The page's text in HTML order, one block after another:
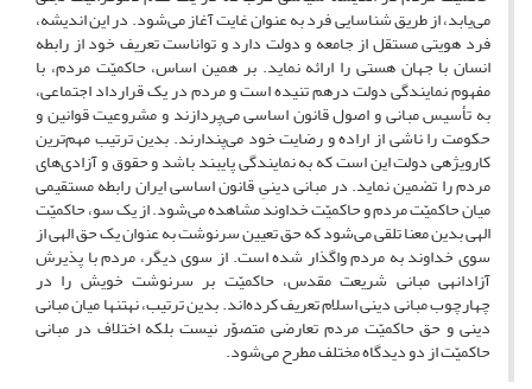
می‌یابد، از طریق شناسایی فرد به عنوان غایت آغاز می‌شود. در این اندیشه،
فرد هویتی مستقل از جامعه و دولت دارد و تواناست تعریف خود از رابطه
انسان با جهان هستی را ارائه نماید. بر همین اساس، حاکمیّت مردم، با
مفهوم نمایندگی دولت درهم تنیده است و مردم در یک قرارداد اجتماعی،
به تأسیس مبانی و اصول قانون اساسی می‌پردازند و مشروعیت قوانین و
حکومت را ناشی از اراده و رضایت خود می‌پندارند. بدین ترتیب مهم‌ترین
کارویژه­ی دولت این است که به نمایندگی پایبند باشد و حقوق و آزادی‌های
مردم را تضمین نماید. در مبانی دینیِ قانون اساسی ایران رابطه مستقیمی
میان حاکمیّت مردم و حاکمیّت خداوند مشاهده می‌شود. از یک سو، حاکمیّت
الهی بدین معنا تلقی می‌شود که حق تعیین سرنوشت به عنوان یک حق الهی از
سوی خداوند به مردم واگذار شده است. از سوی دیگر، مردم با پذیرش
آزادانه­ی مبانی شریعت مقدس، حاکمیّت بر سرنوشت خویش را در
چهارچوب مبانی دینی اسلام تعریف کرده‌اند. بدین ترتیب، نه­تنها میان مبانی
دینی و حق حاکمیّت مردم تعارضی متصوّر نیست بلکه اختلاف در مبانی
حاکمیّت از دو دیدگاه مختلف مطرح می‌شود.